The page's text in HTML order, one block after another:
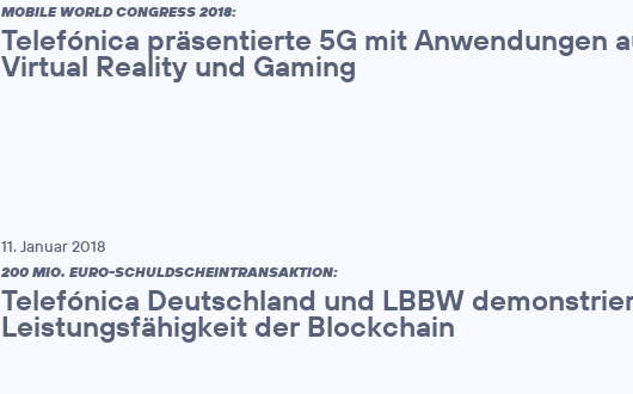
MOBILE WORLD CONGRESS 2018:
Telefónica präsentierte 5G mit Anwendungen
Virtual Reality und Gaming
11. Januar 2018
200 MIO. EURO-SCHULDSCHEINTRANSAKTION:
Telefónica Deutschland und LBBW
Leistungsfähigkeit der Blockchain